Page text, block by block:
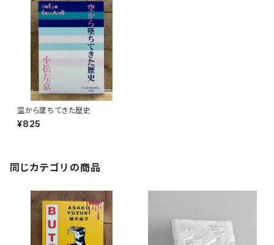
空から墜ちてきた歴史
¥825
同じカテゴリの商品